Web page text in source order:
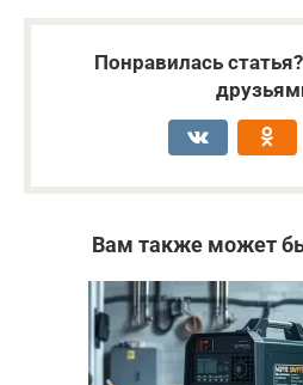
Понравилась
Вам также может